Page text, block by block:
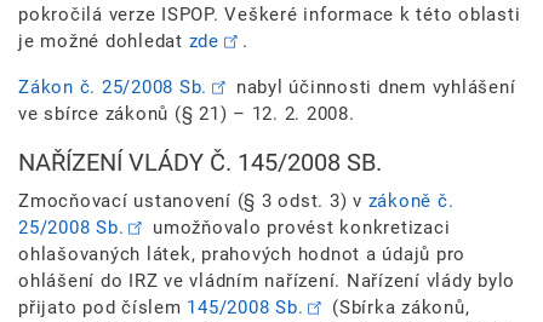
pokročilá verze ISPOP. Veškeré informace k této oblasti
je možné dohledat zde .
Zákon č. 25/2008 Sb.
nabyl účinnosti dnem vyhlášení
ve sbírce zákonů (§ 21) – 12. 2. 2008.
NAŘÍZENÍ VLÁDY Č. 145/2008 SB.
Zmocňovací ustanovení (§ 3 odst. 3) v zákoně č.
25/2008 Sb.
umožňovalo provést konkretizaci
ohlašovaných látek, prahových hodnot a údajů pro
ohlášení do IRZ ve vládním nařízení. Nařízení vlády bylo
přijato pod číslem 145/2008 Sb.
(Sbírka zákonů,